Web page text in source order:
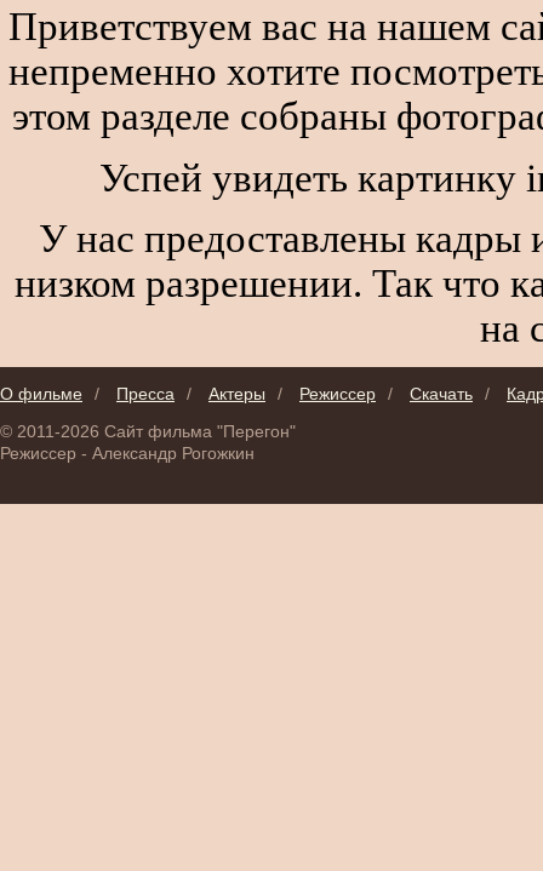
Приветствуем вас на нашем
непременно хотите
этом разделе собраны
Успей увидеть картинку
У нас предоставлены кадры
низком разрешении. Так что
на
О фильме / Пресса / Актеры / Режиссер / Скачать /
© 2011-2026 Сайт фильма "Перегон"
Режиссер - Александр Рогожкин